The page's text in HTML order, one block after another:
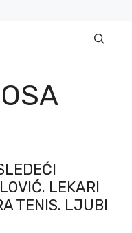
LEKARI
TENIS. LJUBI